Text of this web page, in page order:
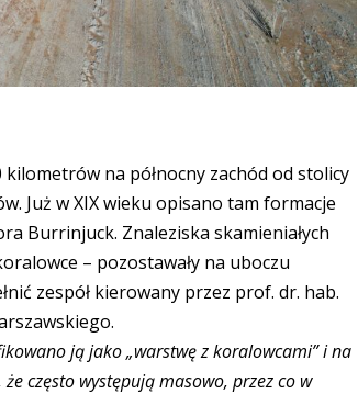
kilometrów na północny zachód od stolicy
Już w XIX wieku opisano tam formacje
Burrinjuck. Znaleziska skamieniałych
– pozostawały na uboczu
zespół kierowany przez prof. dr. hab.
ją jako „warstwę z koralowcami” i na
często występują masowo, przez co w